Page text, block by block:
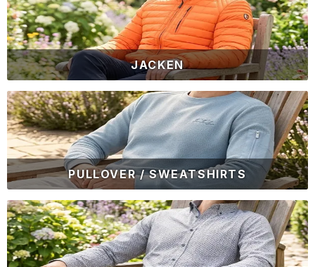
JACKEN
PULLOVER / SWEATSHIRTS